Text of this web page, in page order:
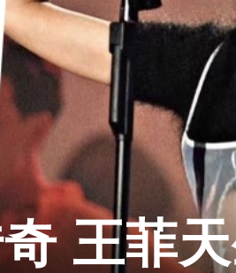
王菲